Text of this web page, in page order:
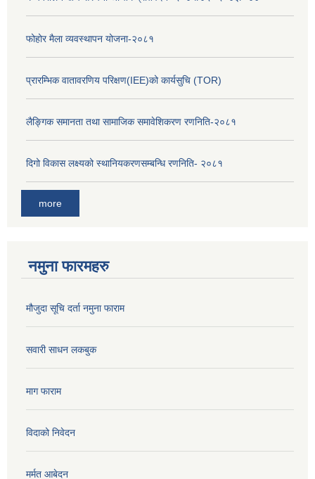
फोहोर मैला व्यवस्थापन योजना-२०८१
प्रारम्भिक वातावरणिय परिक्षण(IEE)को कार्यसुचि (TOR)
लैङ्‍गिक समानता तथा सामाजिक समावेशिकरण रणनिति-२०८१
दिगो विकास लक्ष्यको स्थानियकरणसम्बन्धि रणनिति- २०८१
more
नमुना फारमहरु
मौजुदा सूचि दर्ता नमुना फाराम
सवारी साधन लकबुक
माग फाराम
विदाको निवेदन
मर्मत आबेदन